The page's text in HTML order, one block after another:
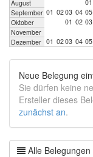
August
01
September 01 0203 04 05
Oktober
01 02 03
November
Dezember 01 0203 04 05
Neue Belegung
Sie dürfen keine
Ersteller dieses
zunächst an.
Alle